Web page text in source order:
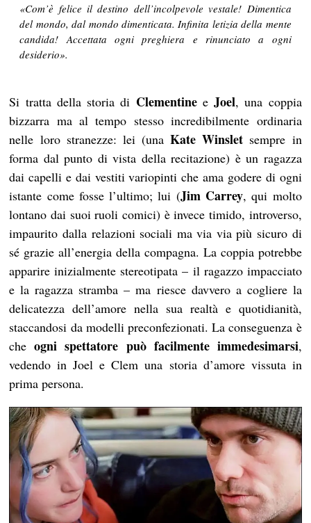
«Com’è felice il destino dell’incolpevole vestale! Dimentica
del mondo, dal mondo dimenticata. Infinita letizia della mente
candida! Accettata ogni preghiera e rinunciato a ogni
desiderio».
Si tratta della storia di ClementineeJoel, una coppia
bizzarra ma al tempo stesso incredibilmente ordinaria
nelle loro stranezze: lei (unaKate Winslet sempre in
forma dal punto di vista della recitazione) è un ragazza
dai capelli e dai vestiti variopinti che ama godere di ogni
istante come fosse l’ultimo; lui (Jim Carrey, qui molto
lontano dai suoi ruoli comici) è invece timido, introverso,
impaurito dalla relazioni sociali ma via via più sicuro di
sé grazie all’energia della compagna. La coppia potrebbe
apparire inizialmente stereotipata – il ragazzo impacciato
e la ragazza stramba – ma riesce davvero a cogliere la
delicatezza dell’amore nella sua realtà e quotidianità,
staccandosi da modelli preconfezionati. La conseguenza è
cheogni spettatore può facilmente immedesimarsi,
vedendo in Joel e Clem una storia d’amore vissuta in
prima persona.